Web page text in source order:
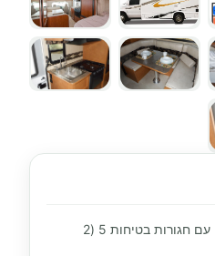
מקומות שינה 5 · מושבים עם חגורות בטיחות 5 (2